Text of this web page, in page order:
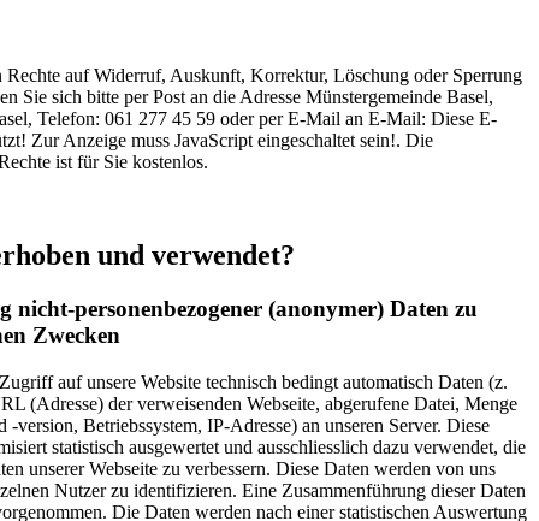
Rechte auf Widerruf, Auskunft, Korrektur, Löschung oder Sperrung
Sie sich bitte per Post an die Adresse Münstergemeinde Basel,
Telefon: 061 277 45 59 oder per E-Mail an E-Mail: Diese E-
Zur Anzeige muss JavaScript eingeschaltet sein!. Die
ist für Sie kostenlos.
und verwendet?
nicht-personenbezogener (anonymer) Daten zu
Zwecken
auf unsere Website technisch bedingt automatisch Daten (z.
(Adresse) der verweisenden Webseite, abgerufene Datei, Menge
version, Betriebssystem, IP-Adresse) an unseren Server. Diese
statistisch ausgewertet und ausschliesslich dazu verwendet, die
unserer Webseite zu verbessern. Diese Daten werden von uns
Nutzer zu identifizieren. Eine Zusammenführung dieser Daten
Die Daten werden nach einer statistischen Auswertung